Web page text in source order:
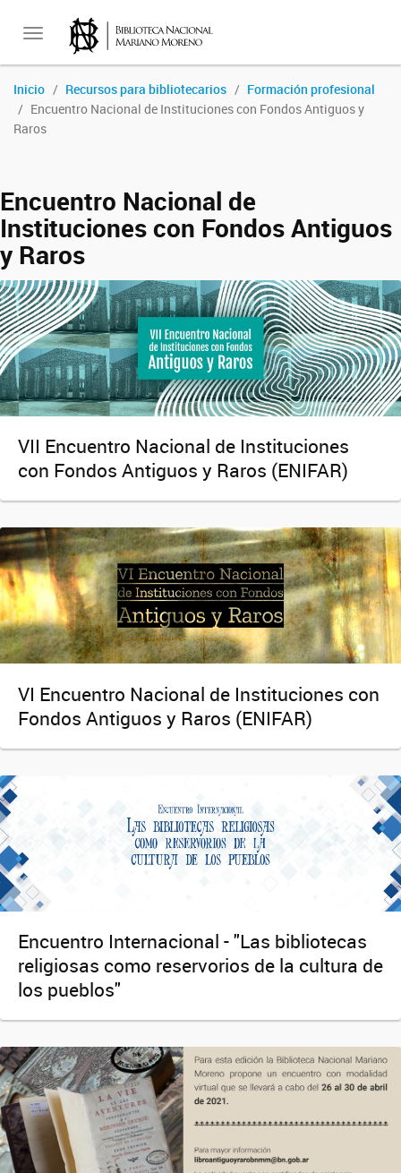
Toggle
navigation
Inicio Recursos para bibliotecarios
Formación profesional
Encuentro Nacional de Instituciones con Fondos Antiguos y
Raros
Encuentro Nacional de
Instituciones con Fondos Antiguos
y Raros
VII Encuentro Nacional de Instituciones
con Fondos Antiguos y Raros (ENIFAR)
VI Encuentro Nacional de Instituciones con
Fondos Antiguos y Raros (ENIFAR)
Encuentro Internacional - "Las bibliotecas
religiosas como reservorios de la cultura de
los pueblos"